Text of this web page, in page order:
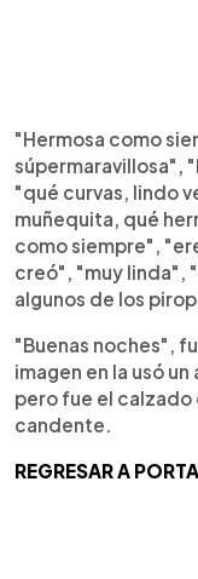
"Hermosa como
súpermaravillosa",
"qué curvas, lindo
muñequita, qué
como siempre",
creó", "muy linda",
algunos de los
"Buenas noches",
imagen en la usó
pero fue el calzado
candente.
REGRESAR A